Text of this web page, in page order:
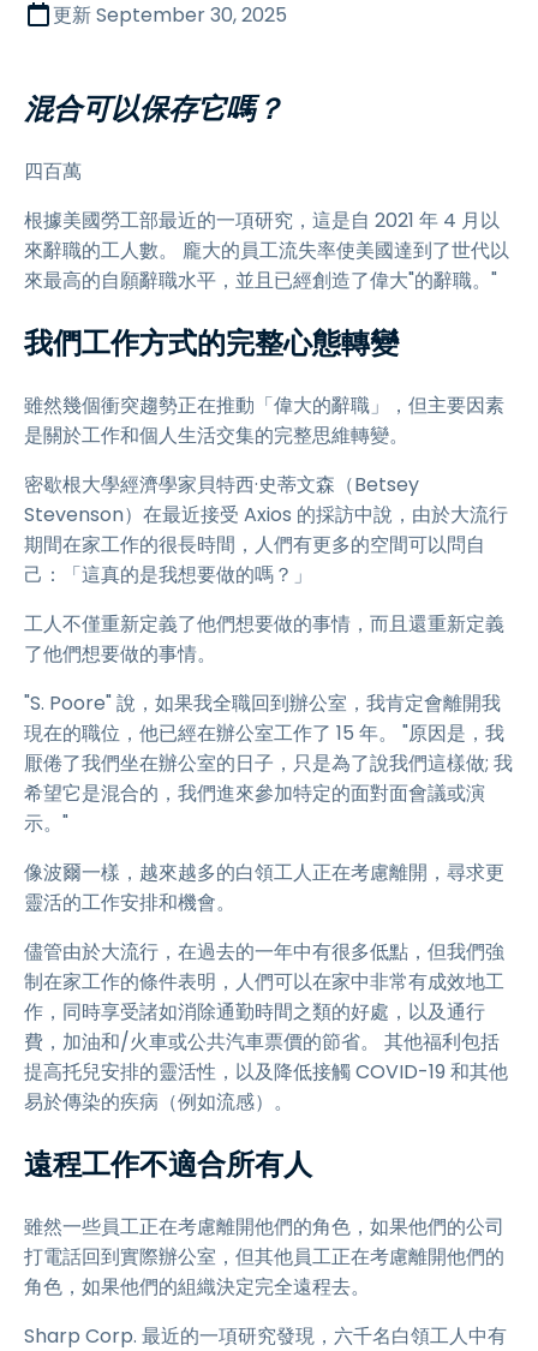
更新September 30, 2025
混合可以保存它嗎？
四百萬
根據美國勞工部最近的一項研究，這是自 2021 年 4 月以
來辭職的工人數。 龐大的員工流失率使美國達到了世代以
來最高的自願辭職水平，並且已經創造了偉大"的辭職。"
我們工作方式的完整心態轉變
雖然幾個衝突趨勢正在推動「偉大的辭職」，但主要因素
是關於工作和個人生活交集的完整思維轉變。
密歇根大學經濟學家貝特西·史蒂文森（Betsey
Stevenson）在最近接受 Axios 的採訪中說，由於大流行
期間在家工作的很長時間，人們有更多的空間可以問自
己：「這真的是我想要做的嗎？」
工人不僅重新定義了他們想要做的事情，而且還重新定義
了他們想要做的事情。
"S. Poore" 說，如果我全職回到辦公室，我肯定會離開我
現在的職位，他已經在辦公室工作了 15 年。 "原因是，我
厭倦了我們坐在辦公室的日子，只是為了說我們這樣做; 我
希望它是混合的，我們進來參加特定的面對面會議或演
示。"
像波爾一樣，越來越多的白領工人正在考慮離開，尋求更
靈活的工作安排和機會。
儘管由於大流行，在過去的一年中有很多低點，但我們強
制在家工作的條件表明，人們可以在家中非常有成效地工
作，同時享受諸如消除通勤時間之類的好處，以及通行
費，加油和/火車或公共汽車票價的節省。 其他福利包括
提高托兒安排的靈活性，以及降低接觸 COVID-19 和其他
易於傳染的疾病（例如流感）。
遠程工作不適合所有人
雖然一些員工正在考慮離開他們的角色，如果他們的公司
打電話回到實際辦公室，但其他員工正在考慮離開他們的
角色，如果他們的組織決定完全遠程去。
Sharp Corp. 最近的一項研究發現，六千名白領工人中有